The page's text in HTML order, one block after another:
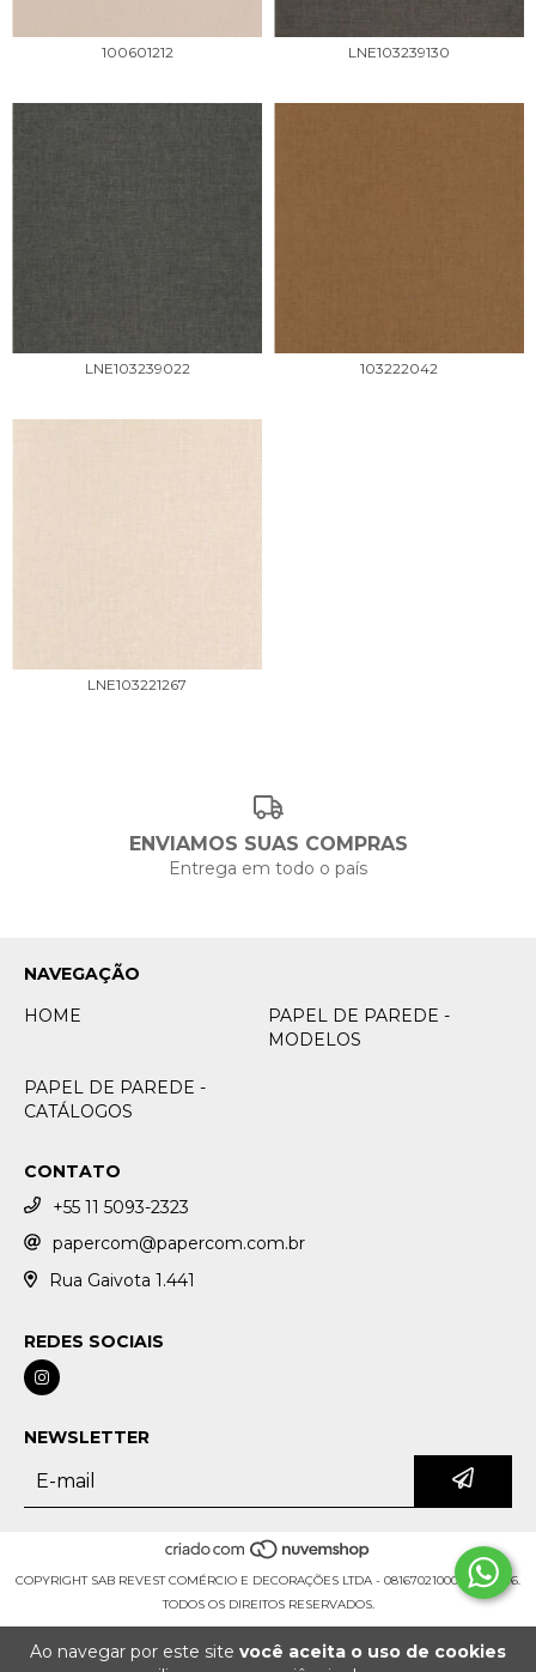
Ao navegar por este site você aceita o uso de cookies
100601212 LNE103239130
LNE103239022 103222042
LNE103221267
ENVIAMOS SUAS COMPRAS
Entrega em todo o país
NAVEGAÇÃO
HOME
PAPEL DE PAREDE -
MODELOS
PAPEL DE PAREDE -
CATÁLOGOS
CONTATO
+55 11 5093-2323
papercom@papercom.com.br
Rua Gaivota 1.441
REDES SOCIAIS
NEWSLETTER
COPYRIGHT SAB REVEST COMÉRCIO E DECORAÇÕES LTDA - 08167021000108 - 2026.
TODOS OS DIREITOS RESERVADOS.